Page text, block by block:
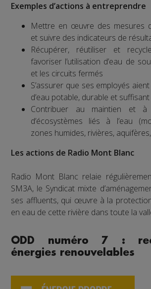
Exemples d’actions à entreprendre
Mettre en œuvre des mesures
et suivre des indicateurs de
Récupérer, réutiliser et
favoriser l’utilisation d’eau de
et les circuits fermés
S’assurer que ses employés
d’eau potable, durable et suffisant
Contribuer au maintien et à
d’écosystèmes liés à l’eau
zones humides, rivières,
Les actions de Radio Mont Blanc
Radio Mont Blanc relaie
SM3A, le Syndicat mixte
ses affluents, qui œuvre à la
en eau de cette rivière dans toute la
ODD numéro 7 :
énergies renouvelables